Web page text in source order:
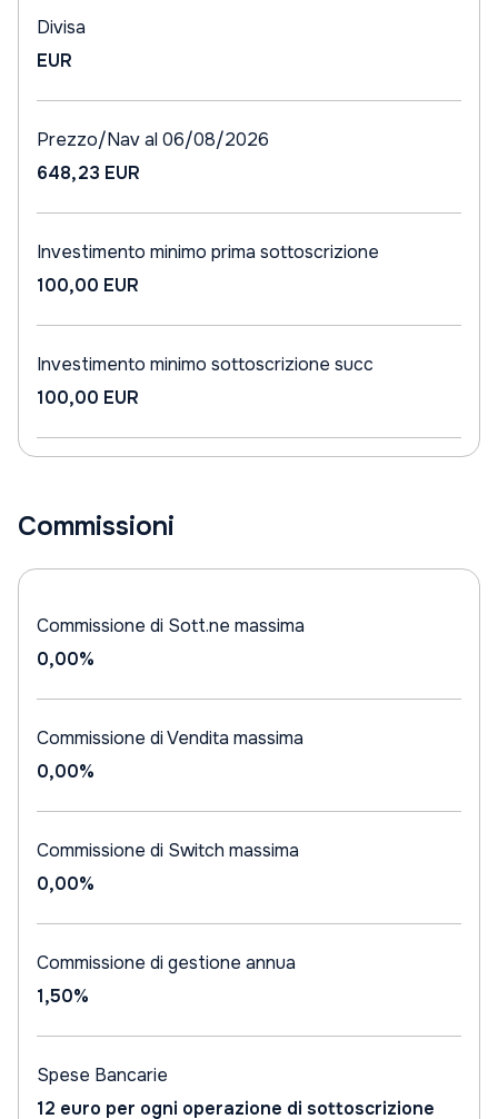
Divisa
EUR
Prezzo/Nav al 06/08/2026
648,23 EUR
Investimento minimo prima sottoscrizione
100,00 EUR
Investimento minimo sottoscrizione succ
100,00 EUR
Commissioni
Commissione di Sott.ne massima
0,00%
Commissione di Vendita massima
0,00%
Commissione di Switch massima
0,00%
Commissione di gestione annua
1,50%
Spese Bancarie
12 euro per ogni operazione di sottoscrizione